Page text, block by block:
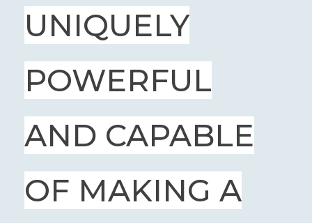
UNIQUELY
POWERFUL
AND CAPABLE
OF MAKING A